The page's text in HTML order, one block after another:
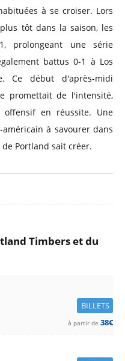
à se croiser. Lors
tôt dans la saison, les
prolongeant une série
battus 0-1 à Los
Ce début d'après-midi
promettait de l'intensité,
offensif en réussite. Une
à savourer dans
Portland sait créer.
Timbers et du
BILLETS
à partir de 38€